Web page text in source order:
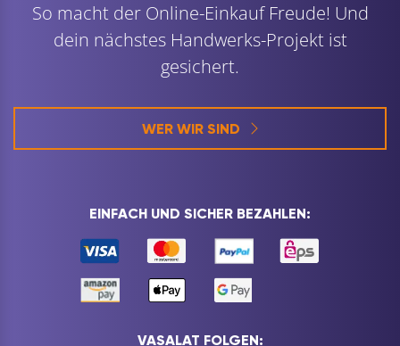
So macht der Online-Einkauf Freude! Und
dein nächstes Handwerks-Projekt ist
gesichert.
WER WIR SIND
EINFACH UND SICHER BEZAHLEN:
VASALAT FOLGEN: